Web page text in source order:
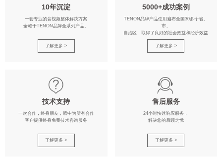
10年沉淀
一套专业的音视频整体解决方案
全赖于TENON品牌全系列产品。
了解更多 >
5000+成功案例
TENON品牌产品使用遍布全国30多个省、
市、
自治区，取得了良好的社会效益和经济效益
了解更多 >
技术支持
一次合作，终身朋友，腾中为所有合作
客户提供终身免费技术咨询服务
了解更多 >
售后服务
24小时快速响应服务，
解决您的后顾之忧
了解更多 >